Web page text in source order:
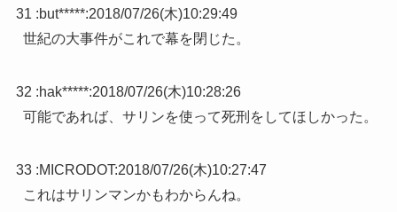
31 :but*****:2018/07/26(木)10:29:49
世紀の大事件がこれで幕を閉じた。
32 :hak*****:2018/07/26(木)10:28:26
可能であれば、サリンを使って死刑をしてほしかった。
33 :MICRODOT:2018/07/26(木)10:27:47
これはサリンマンかもわからんね。